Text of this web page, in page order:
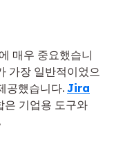
매우 중요했습니
가장 일반적이었으
공했습니다. Jira
은 기업용 도구와